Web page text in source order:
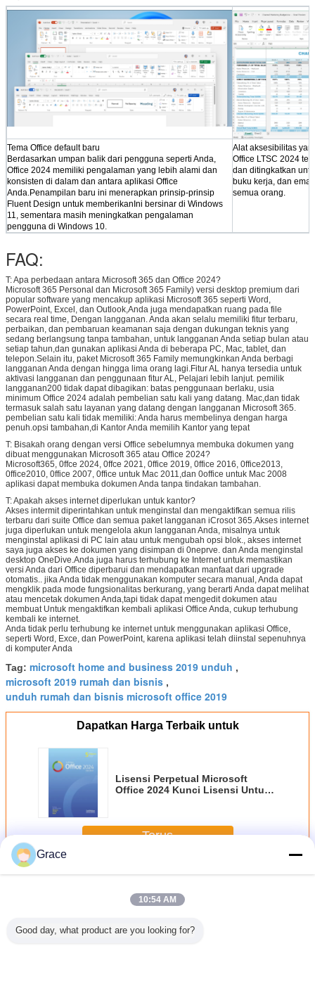
Tema Office default baru
Berdasarkan umpan balik dari pengguna seperti Anda,
Office 2024 memiliki pengalaman yang lebih alami dan
konsisten di dalam dan antara aplikasi Office
Anda.Penampilan baru ini menerapkan prinsip-prinsip
Fluent Design untuk memberikanIni bersinar di Windows
11, sementara masih meningkatkan pengalaman
pengguna di Windows 10.
Alat aksesibilitas
Office LTSC 2024
dan ditingkatkan
buku kerja, dan
semua orang.
FAQ:
T: Apa perbedaan antara Microsoft 365 dan Office 2024?
Microsoft 365 Personal dan Microsoft 365 Family) versi desktop premium dari
popular software yang mencakup aplikasi Microsoft 365 seperti Word,
PowerPoint, Excel, dan Outlook,Anda juga mendapatkan ruang pada file
secara real time, Dengan langganan. Anda akan selalu memiliki fitur terbaru,
perbaikan, dan pembaruan keamanan saja dengan dukungan teknis yang
sedang berlangsung tanpa tambahan, untuk langganan Anda setiap bulan atau
setiap tahun,dan gunakan aplikasi Anda di beberapa PC, Mac, tablet, dan
telepon.Selain itu, paket Microsoft 365 Family memungkinkan Anda berbagi
langganan Anda dengan hingga lima orang lagi.Fitur AL hanya tersedia untuk
aktivasi langganan dan penggunaan fitur AL, Pelajari lebih lanjut. pemilik
langganan200 tidak dapat dibagikan: batas penggunaan berlaku, usia
minimum Office 2024 adalah pembelian satu kali yang datang. Mac,dan tidak
termasuk salah satu layanan yang datang dengan langganan Microsoft 365.
pembelian satu kali tidak memiliki: Anda harus membelinya dengan harga
penuh.opsi tambahan,di Kantor Anda memilih Kantor yang tepat
T: Bisakah orang dengan versi Office sebelumnya membuka dokumen yang
dibuat menggunakan Microsoft 365 atau Office 2024?
Microsoft365, 0ffce 2024, 0ffce 2021, 0ffice 2019, 0ffice 2016, 0ffice2013,
0ffice2010, 0ffice 2007, 0ffice untuk Mac 2011,dan 0office untuk Mac 2008
aplikasi dapat membuka dokumen Anda tanpa tindakan tambahan.
T: Apakah akses internet diperlukan untuk kantor?
Akses intermit diperintahkan untuk menginstal dan mengaktifkan semua rilis
terbaru dari suite Office dan semua paket langganan iCrosot 365.Akses internet
juga diperlukan untuk mengelola akun langganan Anda, misalnya untuk
menginstal aplikasi di PC lain atau untuk mengubah opsi blok., akses internet
saya juga akses ke dokumen yang disimpan di 0neprve. dan Anda menginstal
desktop OneDive.Anda juga harus terhubung ke Internet untuk memastikan
versi Anda dari Office diperbarui dan mendapatkan manfaat dari upgrade
otomatis.. jika Anda tidak menggunakan komputer secara manual, Anda dapat
mengklik pada mode fungsionalitas berkurang, yang berarti Anda dapat melihat
atau mencetak dokumen Anda,tapi tidak dapat mengedit dokumen atau
membuat Untuk mengaktifkan kembali aplikasi Office Anda, cukup terhubung
kembali ke internet.
Anda tidak perlu terhubung ke internet untuk menggunakan aplikasi Office,
seperti Word, Exce, dan PowerPoint, karena aplikasi telah diinstal sepenuhnya
di komputer Anda
Tag: microsoft home and business 2019 unduh ,
microsoft 2019 rumah dan bisnis ,
unduh rumah dan bisnis microsoft office 2019
Dapatkan Harga Terbaik untuk
Lisensi Perpetual Microsoft
Office 2024 Kunci Lisensi Untuk
Terus
LebihMicrosoft Office 2024
Grace
10:54 AM
Good day, what product are you looking for?